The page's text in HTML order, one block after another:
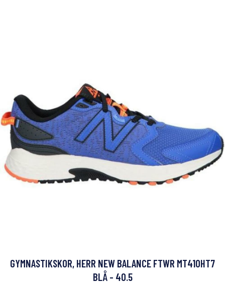
GYMNASTIKSKOR, HERR NEW BALANCE FTWR MT410HT7
BLÅ - 40.5